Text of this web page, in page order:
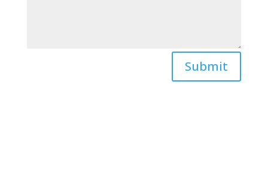
Submit